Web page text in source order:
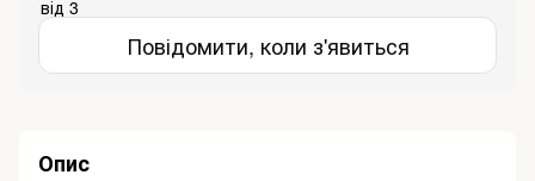
Повідомити, коли з'явиться
Опис